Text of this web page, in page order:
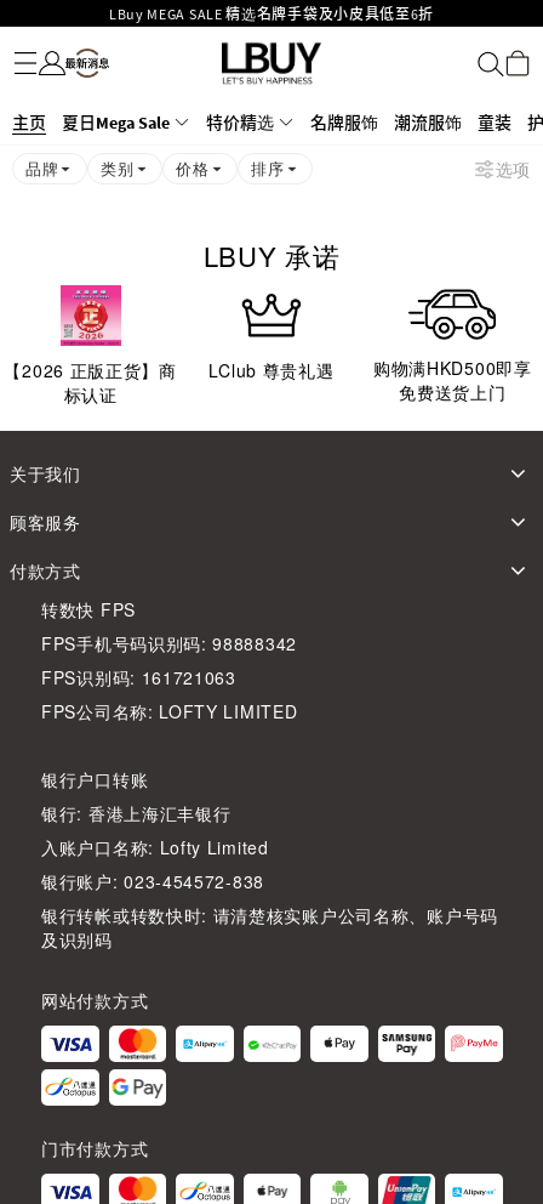
LBuy MEGA SALE 精选名牌手袋及小皮具低至6折
Goyard Hobo / Hobo Mini人气限量特别版限时原价低至75折!
LBuy呈献 - Hermès 及 Chanel 手袋及首饰低至6折，立即入手!
426号铺！
MOKO 1楼175号铺旗舰店特设名牌Hermès、CHANEL及LV专区！
购物满HKD500即享免运费！
名牌服饰
潮流服饰
童装
护肤美妆
香水香薰
个人护理
母婴护理
游戏及精品玩具
文仪用品
家居生活
电子产品
美食
医药保健
运动与户外用品
主页 夏日Mega Sale 特价精选 名牌服饰 潮流服饰 童装
品牌 类别 价格 排序 选项
LBUY 承诺
【2026 正版正货】商
标认证
LClub 尊贵礼遇
购物满HKD500即享
免费送货上门
关于我们
顾客服务
付款方式
转数快 FPS
FPS手机号码识别码: 98888342
FPS识别码: 161721063
FPS公司名称: LOFTY LIMITED
银行户口转账
银行: 香港上海汇丰银行
入账户口名称: Lofty Limited
银行账户: 023-454572-838
银行转帐或转数快时: 请清楚核实账户公司名称、账户号码
及识别码
网站付款方式
门市付款方式